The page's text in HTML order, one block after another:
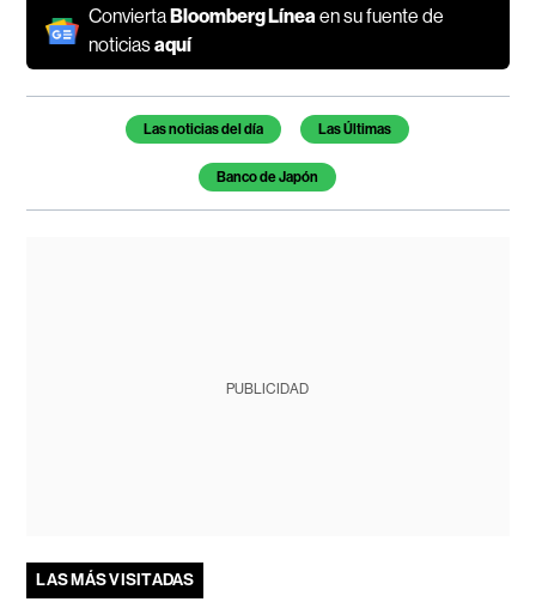
ConviertaBloomberg Líneaen su fuente de
noticiasaquí
Temas de este artículo
Las noticias del día Las Últimas
Banco de Japón
PUBLICIDAD
LAS MÁS VISITADAS